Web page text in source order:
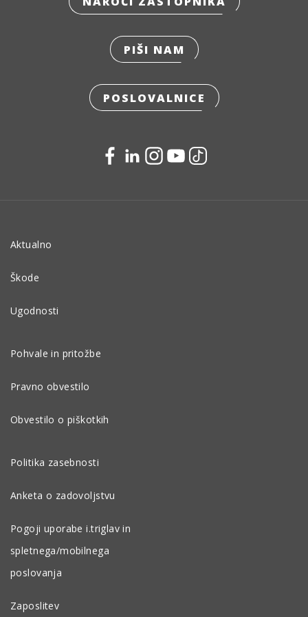
PIŠI NAM
POSLOVALNICE
Aktualno
Škode
Ugodnosti
Pohvale in pritožbe
Pravno obvestilo
Obvestilo o piškotkih
Politika zasebnosti
Anketa o zadovoljstvu
Pogoji uporabe i.triglav in
spletnega/mobilnega
poslovanja
Zaposlitev